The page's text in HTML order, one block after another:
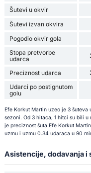
Šutevi u okvir
Šutevi izvan okvira
Pogodio okvir gola
Stopa pretvorbe
udarca
Preciznost udarca
Udarci po postignutom
golu
Efe Korkut Martin uzeo je 3 šuteva
sezoni. Od 3 hitaca, 1 hitci su bili
je preciznost šuta Efe Korkut
uzmu i uzmu 0.34 udaraca u 90
Asistencije, dodavanja i